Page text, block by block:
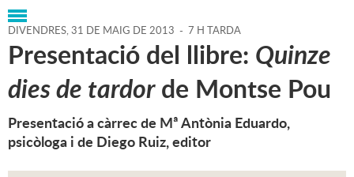
DIVENDRES,31 DE MAIG DE 2013 - 7 H TARDA
Presentació del llibre: Quinze
dies de tardorde Montse Pou
Presentació a càrrec de Mª Antònia Eduardo,
psicòloga i de Diego Ruiz, editor